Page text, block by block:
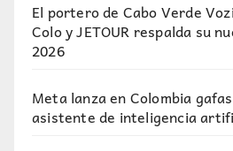
El portero de Cabo Verde
Colo y JETOUR respalda su
2026
Meta lanza en Colombia
asistente de inteligencia